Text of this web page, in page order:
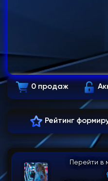
0 продаж
Рейтинг
Перейти в